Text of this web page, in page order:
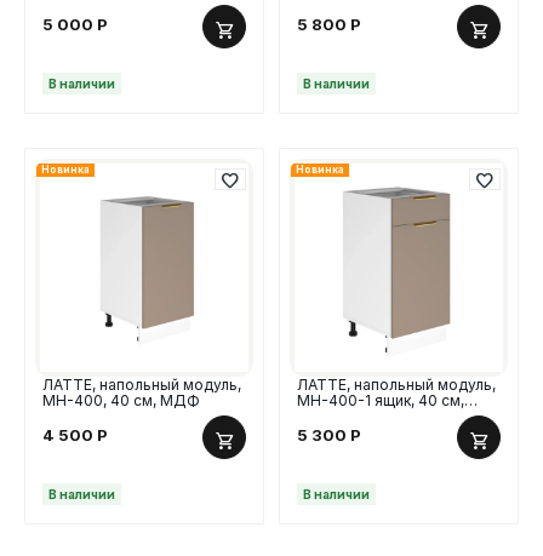
5 000 Р
В наличии
5 800 Р
В наличии
Новинка
ЛАТТЕ, напольный модуль,
МН-400, 40 см, МДФ
4 500 Р
В наличии
Новинка
ЛАТТЕ, напольный модуль,
МН-400-1 ящик, 40 см,
5 300 Р
В наличии